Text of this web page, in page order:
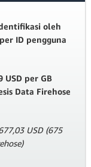
oleh
ID pengguna
USD per GB
Data Firehose
USD (675